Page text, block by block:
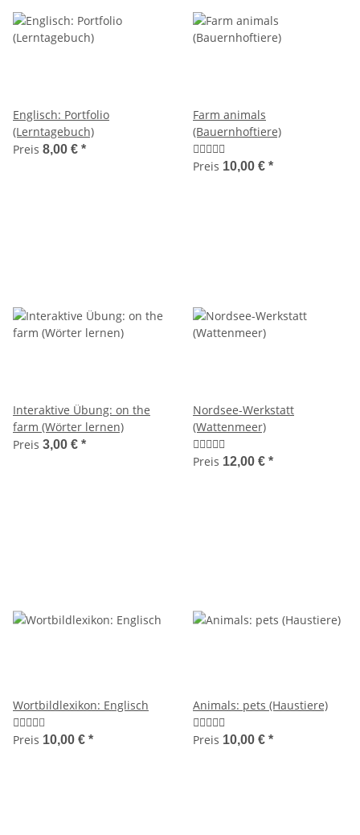
Englisch: Portfolio
(Lerntagebuch)
Preis 8,00 € *
Farm animals
(Bauernhoftiere)
Preis 10,00 € *
Interaktive Übung: on the
farm (Wörter lernen)
Preis 3,00 € *
Nordsee-Werkstatt
(Wattenmeer)
Preis 12,00 € *
Wortbildlexikon: Englisch
Preis 10,00 € *
Animals: pets (Haustiere)
Preis 10,00 € *